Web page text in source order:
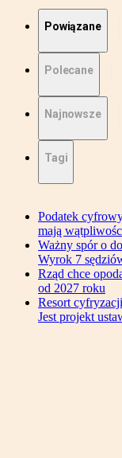
Powiązane
Polecane
Najnowsze
Tagi
Podatek
mają
Ważny spór o
Wyrok 7
Rząd chce
od 2027 roku
Resort
Jest projekt